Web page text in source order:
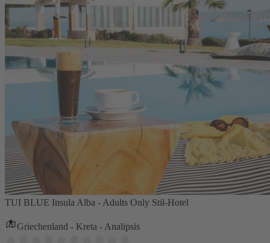
TUI BLUE Insula Alba - Adults Only Stil-Hotel
Griechenland - Kreta - Analipsis